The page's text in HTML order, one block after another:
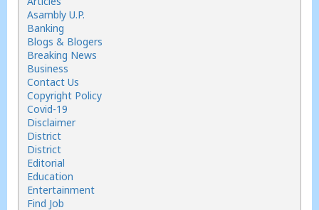
Asambly U.P.
Banking
Blogs & Blogers
Breaking News
Business
Contact Us
Copyright Policy
Covid-19
Disclaimer
District
District
Editorial
Education
Entertainment
Find Job